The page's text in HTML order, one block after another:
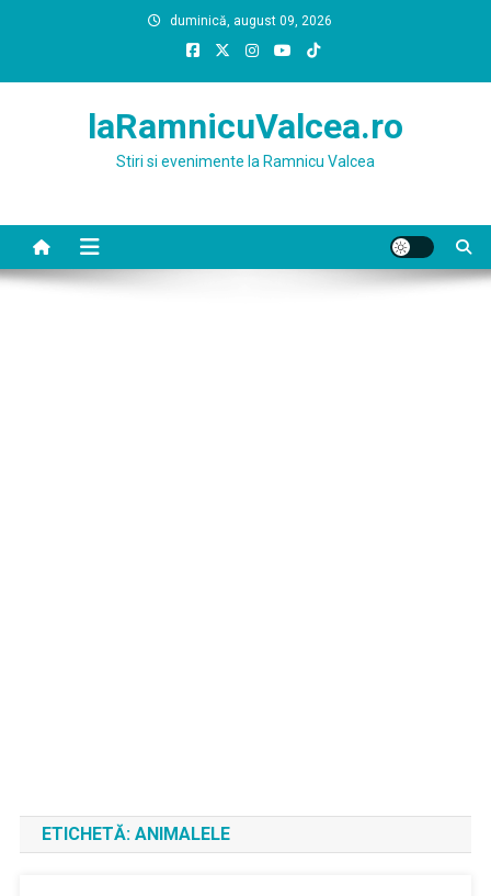
duminică, august 09, 2026
laRamnicuValcea.ro
Stiri si evenimente la Ramnicu Valcea
ETICHETĂ: ANIMALELE